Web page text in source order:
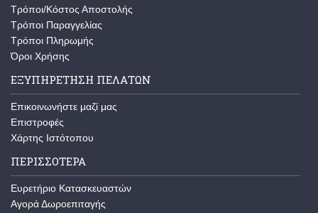
Τρόποι/Κόστος Αποστολής
Τρόποι Παραγγελίας
Τρόποι Πληρωμής
Όροι Χρήσης
ΕΞΥΠΗΡΈΤΗΣΗ ΠΕΛΑΤΏΝ
Επικοινωνήστε μαζί μας
Επιστροφές
Χάρτης Ιστότοπου
ΠΕΡΙΣΣΌΤΕΡΑ
Ευρετήριο Κατασκευαστών
Αγορά Δωροεπιταγής